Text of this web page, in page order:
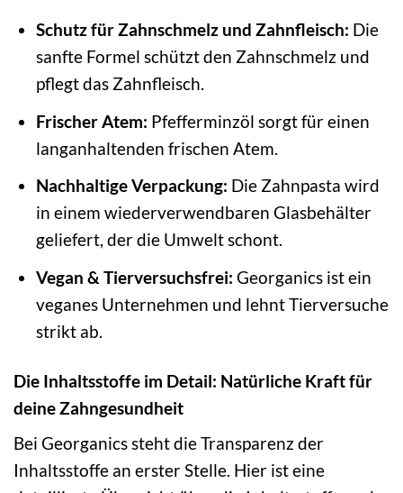
Schutz für Zahnschmelz und Zahnfleisch: Die
sanfte Formel schützt den Zahnschmelz und
pflegt das Zahnfleisch.
Frischer Atem: Pfefferminzöl sorgt für einen
langanhaltenden frischen Atem.
Nachhaltige Verpackung: Die Zahnpasta wird
in einem wiederverwendbaren Glasbehälter
geliefert, der die Umwelt schont.
Vegan & Tierversuchsfrei: Georganics ist ein
veganes Unternehmen und lehnt Tierversuche
strikt ab.
Die Inhaltsstoffe im Detail: Natürliche Kraft für
deine Zahngesundheit
Bei Georganics steht die Transparenz der
Inhaltsstoffe an erster Stelle. Hier ist eine